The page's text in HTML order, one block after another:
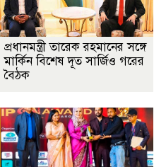
প্রধানমন্ত্রী তারেক রহমানের সঙ্গে
মার্কিন বিশেষ দূত সার্জিও গরের
বৈঠক